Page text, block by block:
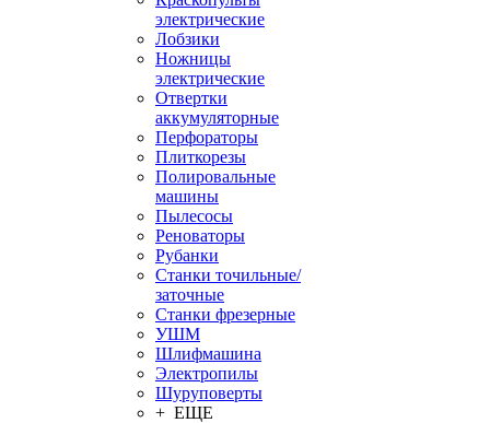
электрические
Лобзики
Ножницы
электрические
Отвертки
аккумуляторные
Перфораторы
Плиткорезы
Полировальные
машины
Пылесосы
Реноваторы
Рубанки
Станки точильные/
заточные
Станки фрезерные
УШМ
Шлифмашина
Электропилы
Шуруповерты
+ ЕЩЕ